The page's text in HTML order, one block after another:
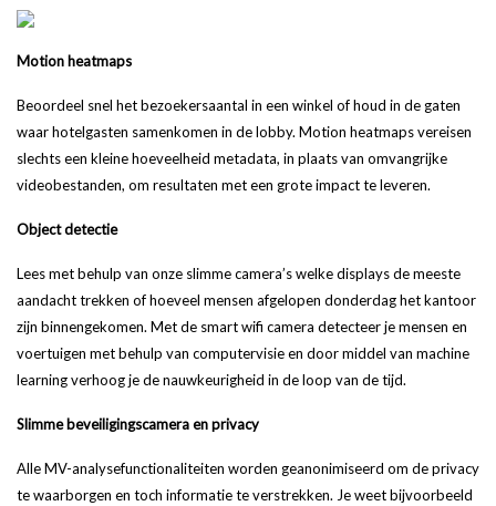
Motion heatmaps
Beoordeel snel het bezoekersaantal in een winkel of houd in de gaten
waar hotelgasten samenkomen in de lobby. Motion heatmaps vereisen
slechts een kleine hoeveelheid metadata, in plaats van omvangrijke
videobestanden, om resultaten met een grote impact te leveren.
Object detectie
Lees met behulp van onze slimme camera’s welke displays de meeste
aandacht trekken of hoeveel mensen afgelopen donderdag het kantoor
zijn binnengekomen. Met de smart wifi camera detecteer je mensen en
voertuigen met behulp van computervisie en door middel van machine
learning verhoog je de nauwkeurigheid in de loop van de tijd.
Slimme beveiligingscamera en privacy
Alle MV-analysefunctionaliteiten worden geanonimiseerd om de privacy
te waarborgen en toch informatie te verstrekken. Je weet bijvoorbeeld